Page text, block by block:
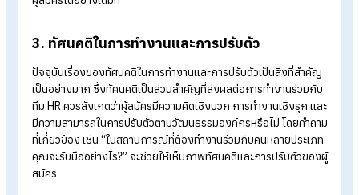
2. พิจารณาจากรูปถ่ายประกอบ Resume
ปัจจุบัน หลายองค์กรนิยมให้ผู้สมัครส่งResume
ต้นในการพิจารณาและคัดกรองผู้สมัครก่อนเข้าสู่กระบวนการ
สัมภาษณ์งาน ซึ่งในหลายกรณี HR มักปัดตก Resume ที่ใช้รูปถ่าย
เป็นทางการหรือแต่งกายไม่สุภาพ นั่นแสดงให้เห็นว่ารูปถ่ายประก
Resume มีความสำคัญไม่น้อยในการพิจารณา
แต่คำถามคือ จำเป็นจริงหรือไม่ที่ต้องเลือกเฉพาะผู้สมัครที่ส่งรูปถ่